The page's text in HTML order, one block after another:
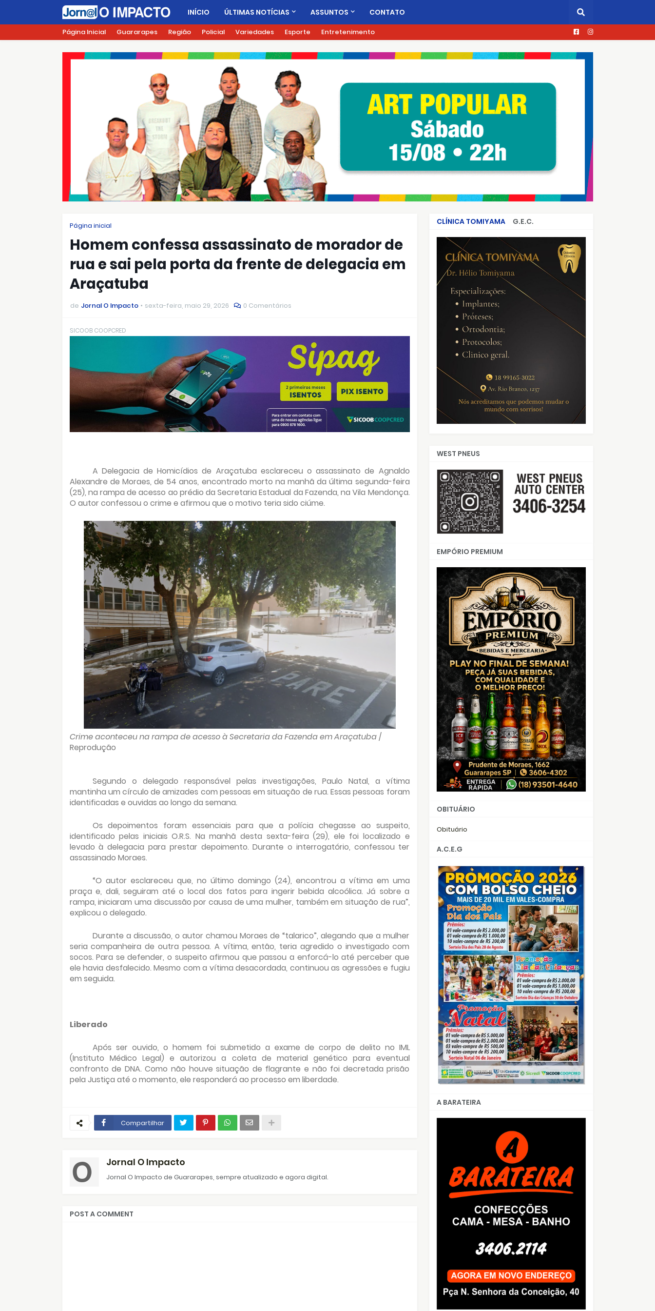
INÍCIO ÚLTIMAS NOTÍCIAS ASSUNTOS CONTATO
Página Inicial Guararapes Região Policial Variedades Esporte Entretenimento
Página inicial
Homem confessa assassinato de morador de
rua e sai pela porta da frente de delegacia em
Araçatuba
de Jornal O Impacto sexta-feira, maio 29, 2026 0 Comentários
SICOOB COOPCRED
A Delegacia de Homicídios de Araçatuba esclareceu o assassinato de Agnaldo
Alexandre de Moraes, de 54 anos, encontrado morto na manhã da última segunda-feira
(25), na rampa de acesso ao prédio da Secretaria Estadual da Fazenda, na Vila Mendonça.
O autor confessou o crime e afirmou que o motivo teria sido ciúme.
Crime aconteceu na rampa de acesso à Secretaria da Fazenda em Araçatuba/
Reprodução
Segundo o delegado responsável pelas investigações, Paulo Natal, a vítima
mantinha um círculo de amizades com pessoas em situação de rua. Essas pessoas foram
identificadas e ouvidas ao longo da semana.
Os depoimentos foram essenciais para que a polícia chegasse ao suspeito,
identificado pelas iniciais O.R.S. Na manhã desta sexta-feira (29), ele foi localizado e
levado à delegacia para prestar depoimento. Durante o interrogatório, confessou ter
assassinado Moraes.
“O autor esclareceu que, no último domingo (24), encontrou a vítima em uma
praça e, dali, seguiram até o local dos fatos para ingerir bebida alcoólica. Já sobre a
rampa, iniciaram uma discussão por causa de uma mulher, também em situação de rua”,
explicou o delegado.
Durante a discussão, o autor chamou Moraes de “talarico”, alegando que a mulher
seria companheira de outra pessoa. A vítima, então, teria agredido o investigado com
socos. Para se defender, o suspeito afirmou que passou a enforcá-lo até perceber que
ele havia desfalecido. Mesmo com a vítima desacordada, continuou as agressões e fugiu
em seguida.
Liberado
Após ser ouvido, o homem foi submetido a exame de corpo de delito no IML
(Instituto Médico Legal) e autorizou a coleta de material genético para eventual
confronto de DNA. Como não houve situação de flagrante e não foi decretada prisão
pela Justiça até o momento, ele responderá ao processo em liberdade.
Compartilhar
Jornal O Impacto
Jornal O Impacto de Guararapes, sempre atualizado e agora digital.
POST A COMMENT
CLÍNICA TOMIYAMA
G.E.C.
CRIMES QUE ABALARAM O BRASIL
WEST PNEUS
EMPÓRIO PREMIUM
OBITUÁRIO
Obituário
A.C.E.G
A BARATEIRA